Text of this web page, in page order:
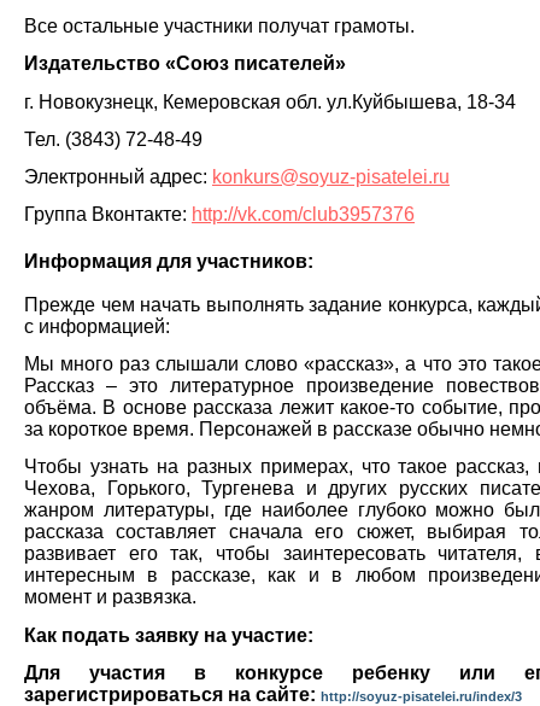
Все остальные участники получат грамоты.
Издательство «Союз писателей»
г. Новокузнецк, Кемеровская обл. ул.Куйбышева, 18-34
Тел. (3843) 72-48-49
Электронный адрес: konkurs@soyuz-pisatelei.ru
Группа Вконтакте: http://vk.com/club3957376
Информация для участников:
Прежде чем начать выполнять задание конкурса,
с информацией:
Мы много раз слышали слово «рассказ», а что это
Рассказ – это литературное произведение
объёма. В основе рассказа лежит какое-то событие,
за короткое время. Персонажей в рассказе обычно
Чтобы узнать на разных примерах, что такое рассказ,
Чехова, Горького, Тургенева и других русских
жанром литературы, где наиболее глубоко можно
рассказа составляет сначала его сюжет, выбирая
развивает его так, чтобы заинтересовать
интересным в рассказе, как и в любом
момент и развязка.
Как подать заявку на участие:
Для участия в конкурсе ребенку или
зарегистрироваться на сайте: http://soyuz-pisatelei.ru/index/3